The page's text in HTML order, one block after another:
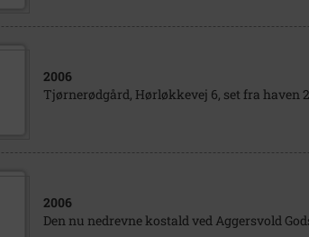
2006
Tjørnerødgård, Hørløkkevej 6, set fra haven
2006
Den nu nedrevne kostald ved Aggersvold